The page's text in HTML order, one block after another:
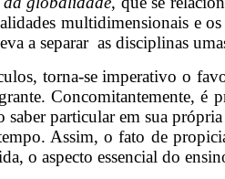
multidimensionais e
a separar as disciplinas
torna-se imperativo o
Concomitantemente, é
particular em sua
Assim, o fato de
o aspecto essencial do